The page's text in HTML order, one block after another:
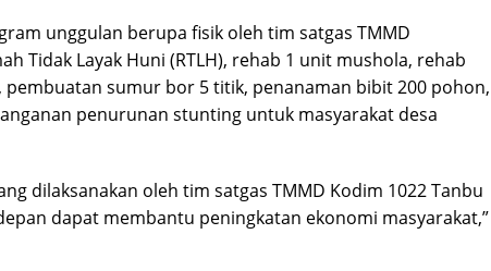
unggulan berupa fisik oleh tim satgas TMMD
Tidak Layak Huni (RTLH), rehab 1 unit mushola, rehab
pembuatan sumur bor 5 titik, penanaman bibit 200 pohon,
penurunan stunting untuk masyarakat desa
dilaksanakan oleh tim satgas TMMD Kodim 1022 Tanbu
dapat membantu peningkatan ekonomi masyarakat,”